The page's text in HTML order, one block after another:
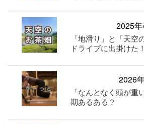
2025
「地滑り」と「天空
ドライブに出掛けた！
2026
「なんとなく頭が
期あるある？